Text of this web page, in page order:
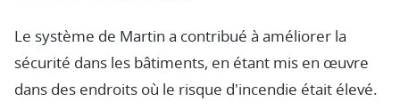
Le système de Martin a contribué à améliorer la
sécurité dans les bâtiments, en étant mis en œuvre
dans des endroits où le risque d'incendie était élevé.